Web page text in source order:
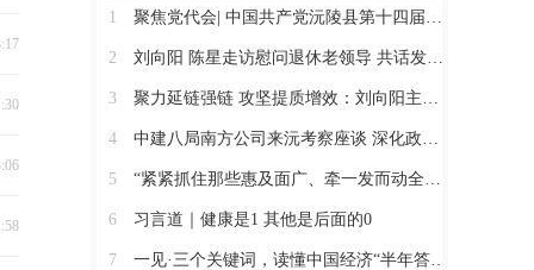
1 聚焦党代会| 中国共产党沅陵县第十四届委员会第一次全体会议召开 刘向阳当选为县委书记
2 刘向阳 陈星走访慰问退休老领导 共话发展凝聚奋进合力
3 聚力延链强链 攻坚提质增效：刘向阳主持召开新金属产业链工作调度会
4 中建八局南方公司来沅考察座谈 深化政企合作 提速张沅高速项目建设
5 “紧紧抓住那些惠及面广、牵一发而动全身的工作” ——突出重点推进健康中国建设观察
6 习言道｜健康是1 其他是后面的0
7 一见·三个关键词，读懂中国经济“半年答卷”